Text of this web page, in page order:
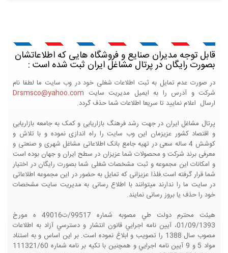
قابل توجه مدیران صنایع و فروشگاه هایی که اطلاعاتشان
بصورت رایگان در پرتال مشاغل ایران ثبت شده است :
در صورت عدم تمایل به ثبت اطلاعات شغلی خود در وب سایت ما لطفا نام
شرکت و آدرس را به ایمیل مدیریت سایت Drsmsco@yahoo.com
ارسال اعلام نمایید تا سریعا اطلاعات شما حذف گردد.
پرتال مشاغل ایران در جهت رشد فرهنگ بازاریابی و کمک به جامعه بازاریابی
و اقتصاد کشور عزیزمان این وب سایت را راه اندازی نموده و با تلاش و
کوشش 4 ساله سعی در تهیه جامع بانک اطلاعاتی مشاغل شهری و صنعتی و
معرفی برند شرکت و محصولات شما عزیزان در سطح ایران و جهان بوده است
و امکانات این مجموعه و ثبت مشخصات شغلی شما بصورت رایگان در اختیار
شما قرار گرفته است.فلذا عزیزانی که تمایل به حضور در این مجموعه اطلاعاتی
در سایت ما را ندارند میتوانند با اطلاع رسانی به مدیریت سایت مشخصات
خود را حذف یا بروز رسانی نمایند.
هيئت محترم دولت طي مصوبه شماره 99517/ت49016 ه مورخ
01/09/1393، آيين نامه اجرايي قانون انتشار و دسترسي آزاد به اطلاعات
مصوب سال 1388 را تصويب و ابلاغ نموده است. بر اين اساس و به استناد
مواد 5 و 9 آيين نامه اجرايي و همچنين با تکيه بر نامه شماره 111321/60